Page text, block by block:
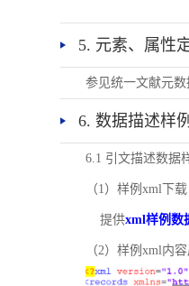
5. 元素、属性
参见统一文献元
6. 数据描述样
6.1 引文描述数据
（1）样例xml下载
提供xml样例数
（2）样例xml内